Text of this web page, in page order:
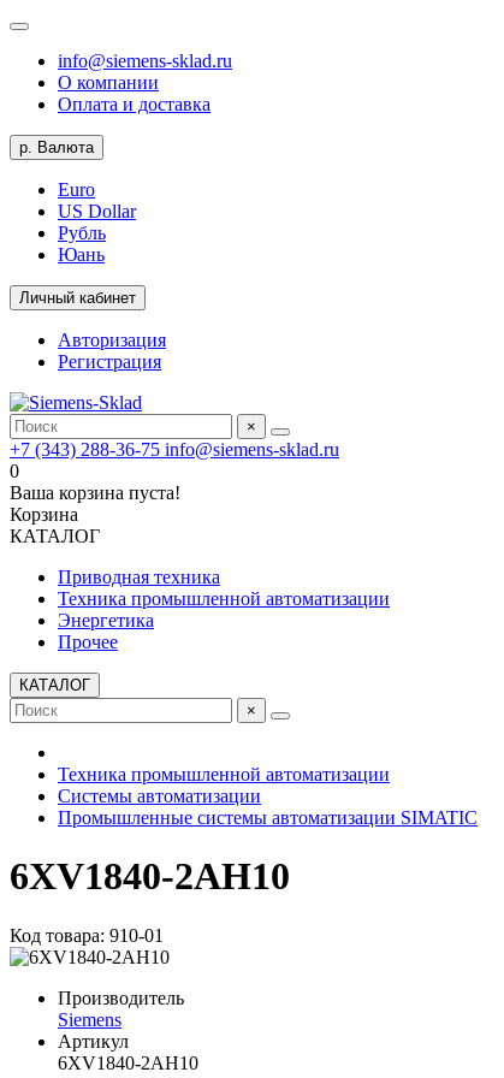
info@siemens-sklad.ru
О компании
Оплата и доставка
р. Валюта
Euro
US Dollar
Рубль
Юань
Личный кабинет
Авторизация
Регистрация
×
+7 (343) 288-36-75 info@siemens-sklad.ru
0
Ваша корзина пуста!
Корзина
КАТАЛОГ
Приводная техника
Техника промышленной автоматизации
Энергетика
Прочее
КАТАЛОГ
×
Техника промышленной автоматизации
Системы автоматизации
Промышленные системы автоматизации SIMATIC
6XV1840-2AH10
Код товара: 910-01
Производитель
Siemens
Артикул
6XV1840-2AH10